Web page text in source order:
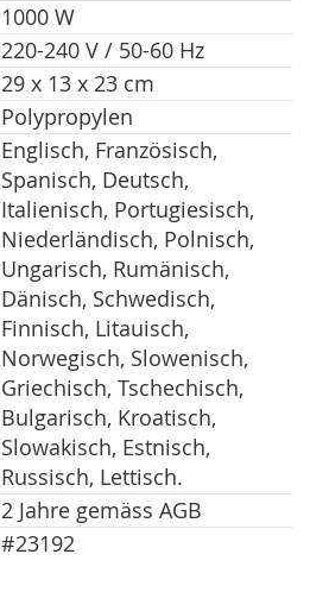
1000 W
220-240 V / 50-60 Hz
29 x 13 x 23 cm
Polypropylen
Englisch, Französisch,
Spanisch, Deutsch,
Italienisch, Portugiesisch,
Niederländisch, Polnisch,
Ungarisch, Rumänisch,
Dänisch, Schwedisch,
Finnisch, Litauisch,
Norwegisch, Slowenisch,
Griechisch, Tschechisch,
Bulgarisch, Kroatisch,
Slowakisch, Estnisch,
Russisch, Lettisch.
2 Jahre gemäss AGB
#23192